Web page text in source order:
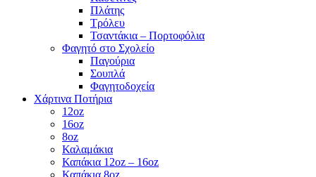
Πλάτης
Τρόλευ
Τσαντάκια – Πορτοφόλια
Φαγητό στο Σχολείο
Παγούρια
Σουπλά
Φαγητοδοχεία
Χάρτινα Ποτήρια
12oz
16oz
8oz
Καλαμάκια
Καπάκια 12oz – 16oz
Καπάκια 8oz